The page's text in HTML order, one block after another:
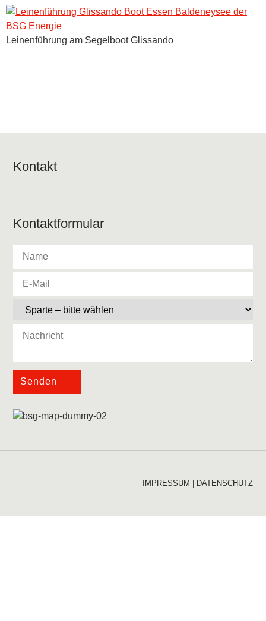
Leinenführung am Segelboot Glissando
Kontakt
Kontaktformular
Senden
IMPRESSUM DATENSCHUTZ